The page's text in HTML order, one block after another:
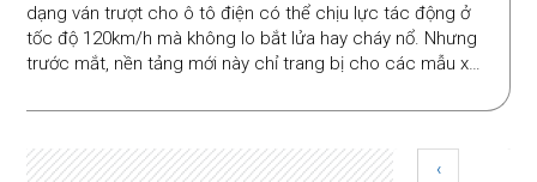
dạng ván trượt cho ô tô điện có thể chịu lực tác động ở
tốc độ 120km/h mà không lo bắt lửa hay cháy nổ. Nhưng
trước mắt, nền tảng mới này chỉ trang bị cho các mẫu xe
‹